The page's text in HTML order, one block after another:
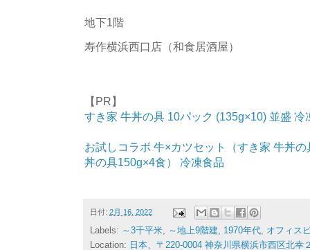
地下1階
寿作横浜西口店（和食居酒屋）
【PR】
すき家 牛丼の具 10パック (135g×10) 並盛 冷
お試しコラボ 牛×カツセット（すき家 牛丼
丼の具150g×4食） 冷凍食品
日付: 2月 16, 2022
Labels: ～3千平米, ～地上9階建, 1970年代, オフィス
Location: 日本、〒220-0004 神奈川県横浜市西区北幸